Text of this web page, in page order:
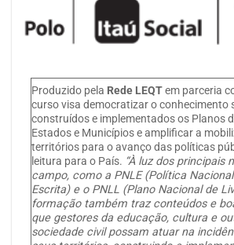
Produzido pela Rede LEQTem parceria
curso visa democratizar o conhecimento
construídos e implementados os Planos
Estados e Municípios e amplificar a
territórios para o avanço das políticas
leitura para o País. “À luz dos principais
campo, como a PNLE (Política
Escrita) e o PNLL (Plano Nacional de
formação também traz conteúdos e
que gestores da educação, cultura e
sociedade civil possam atuar na